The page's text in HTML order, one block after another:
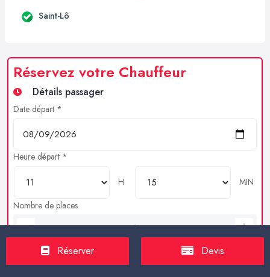
Saint-Lô
Réservez votre Chauffeur
Détails passager
Date départ *
Heure départ *
H
MIN
Nombre de places
Bagages en soutes
Réserver Devis